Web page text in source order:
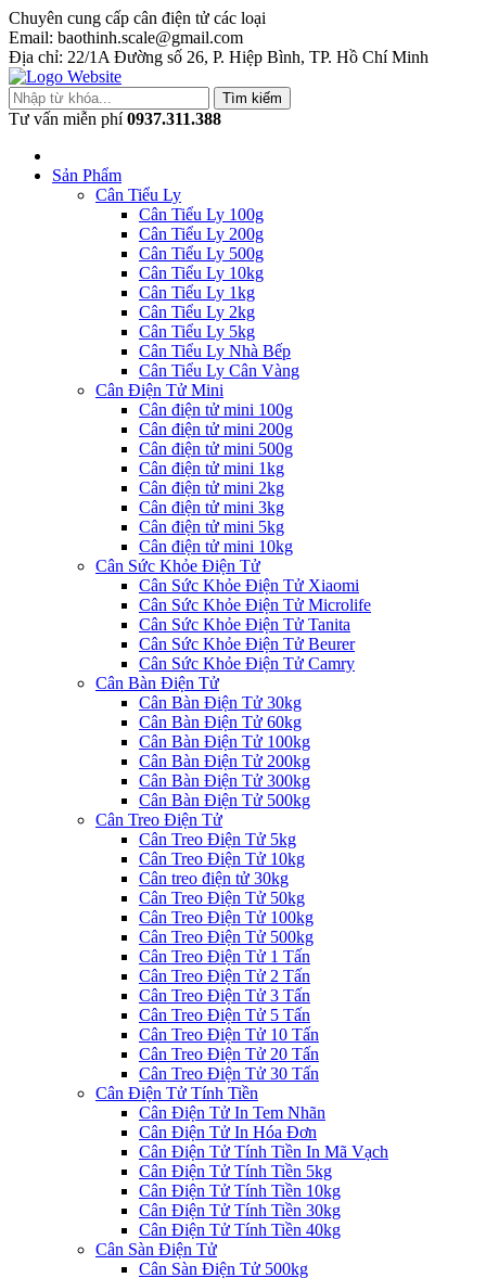
Chuyên cung cấp cân điện tử các loại
Email: baothinh.scale@gmail.com
Địa chỉ: 22/1A Đường số 26, P. Hiệp Bình, TP. Hồ Chí Minh
Tìm kiếm
Tư vấn miễn phí 0937.311.388
Sản Phẩm
Cân Tiểu Ly
Cân Tiểu Ly 100g
Cân Tiểu Ly 200g
Cân Tiểu Ly 500g
Cân Tiểu Ly 10kg
Cân Tiểu Ly 1kg
Cân Tiểu Ly 2kg
Cân Tiểu Ly 5kg
Cân Tiểu Ly Nhà Bếp
Cân Tiểu Ly Cân Vàng
Cân Điện Tử Mini
Cân điện tử mini 100g
Cân điện tử mini 200g
Cân điện tử mini 500g
Cân điện tử mini 1kg
Cân điện tử mini 2kg
Cân điện tử mini 3kg
Cân điện tử mini 5kg
Cân điện tử mini 10kg
Cân Sức Khỏe Điện Tử
Cân Sức Khỏe Điện Tử Xiaomi
Cân Sức Khỏe Điện Tử Microlife
Cân Sức Khỏe Điện Tử Tanita
Cân Sức Khỏe Điện Tử Beurer
Cân Sức Khỏe Điện Tử Camry
Cân Bàn Điện Tử
Cân Bàn Điện Tử 30kg
Cân Bàn Điện Tử 60kg
Cân Bàn Điện Tử 100kg
Cân Bàn Điện Tử 200kg
Cân Bàn Điện Tử 300kg
Cân Bàn Điện Tử 500kg
Cân Treo Điện Tử
Cân Treo Điện Tử 5kg
Cân Treo Điện Tử 10kg
Cân treo điện tử 30kg
Cân Treo Điện Tử 50kg
Cân Treo Điện Tử 100kg
Cân Treo Điện Tử 500kg
Cân Treo Điện Tử 1 Tấn
Cân Treo Điện Tử 2 Tấn
Cân Treo Điện Tử 3 Tấn
Cân Treo Điện Tử 5 Tấn
Cân Treo Điện Tử 10 Tấn
Cân Treo Điện Tử 20 Tấn
Cân Treo Điện Tử 30 Tấn
Cân Điện Tử Tính Tiền
Cân Điện Tử In Tem Nhãn
Cân Điện Tử In Hóa Đơn
Cân Điện Tử Tính Tiền In Mã Vạch
Cân Điện Tử Tính Tiền 5kg
Cân Điện Tử Tính Tiền 10kg
Cân Điện Tử Tính Tiền 30kg
Cân Điện Tử Tính Tiền 40kg
Cân Sàn Điện Tử
Cân Sàn Điện Tử 500kg